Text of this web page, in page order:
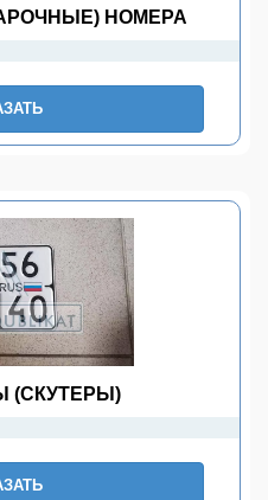
НОМЕРА
(СКУТЕРЫ)